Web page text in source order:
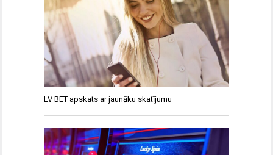
LV BET apskats ar jaunāku skatījumu